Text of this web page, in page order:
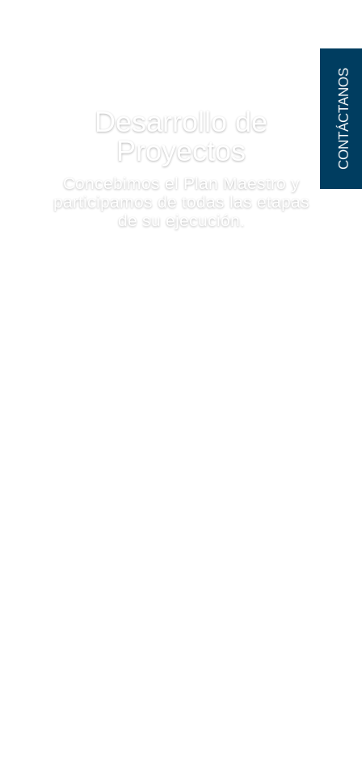
Desarrollo de
Proyectos
Concebimos el Plan Maestro y
participamos de todas las etapas
de su ejecución.
contáctanos